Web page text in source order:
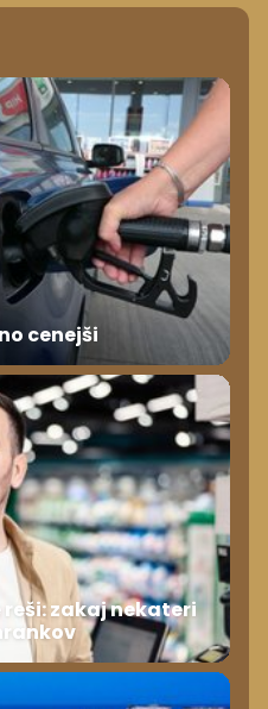
cenejši
zakaj nekateri